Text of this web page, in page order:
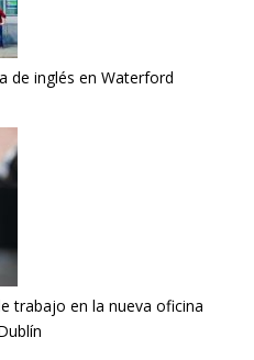
de inglés en Waterford
trabajo en la nueva oficina